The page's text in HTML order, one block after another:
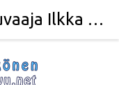
Alppireissut - Valokuvaaja Ilkka Rytkönen